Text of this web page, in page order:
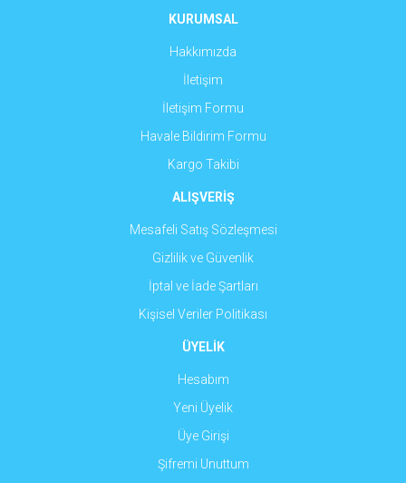
KURUMSAL
Hakkımızda
İletişim
İletişim Formu
Havale Bildirim Formu
Kargo Takibi
ALIŞVERİŞ
Mesafeli Satış Sözleşmesi
Gizlilik ve Güvenlik
İptal ve İade Şartları
Kişisel Veriler Politikası
ÜYELİK
Hesabım
Yeni Üyelik
Üye Girişi
Şifremi Unuttum